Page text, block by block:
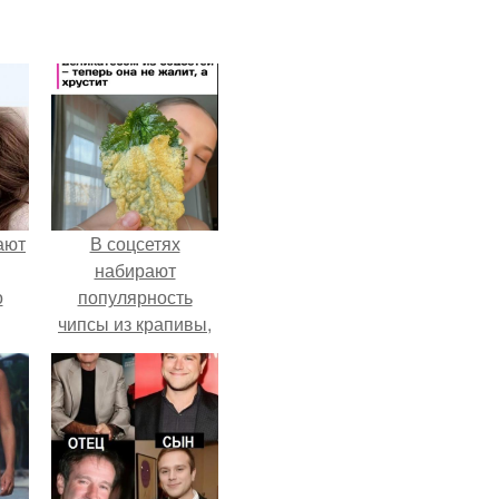
В соцсетях
набирают
популярность
чипсы из крапивы,
которые
пользователи в
комментариях
называют
неожиданно
вкусными.